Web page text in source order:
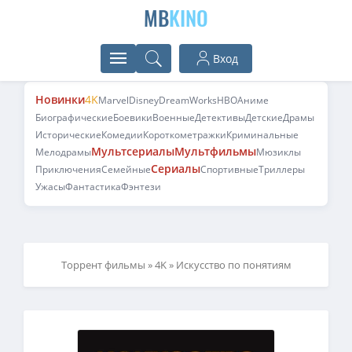
MBKINO
Вход
Новинки4KMarvelDisneyDreamWorksHBOАниме
БиографическиеБоевикиВоенныеДетективыДетскиеДрамы
ИсторическиеКомедииКороткометражкиКриминальные
МелодрамыМультсериалыМультфильмыМюзиклы
ПриключенияСемейныеСериалыСпортивныеТриллеры
УжасыФантастикаФэнтези
Торрент фильмы »4K» Искусство по понятиям